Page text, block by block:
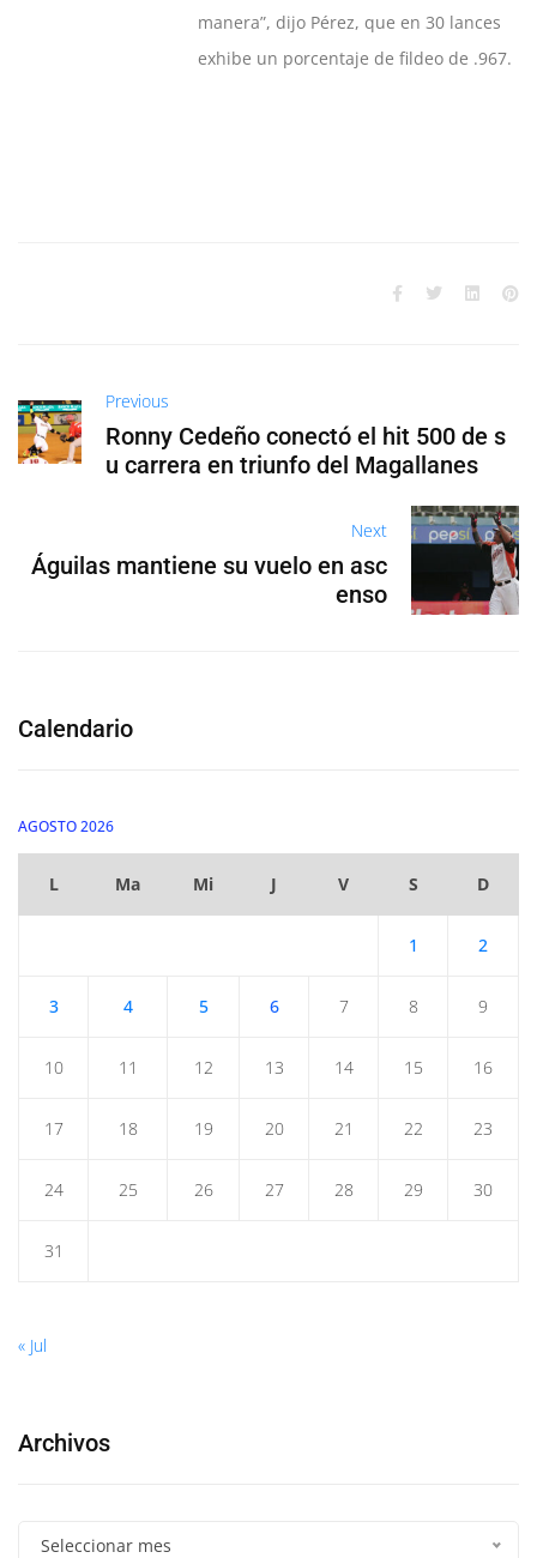
manera”, dijo Pérez, que en 30 lances
exhibe un porcentaje de fildeo de .967.
Previous
Ronny Cedeño conectó el hit 500 de s
u carrera en triunfo del Magallanes
Next
Águilas mantiene su vuelo en asc
enso
Calendario
AGOSTO 2026
L Ma Mi J V S D
1 2
3 4 5 6 7 8 9
10 11 12 13 14 15 16
17 18 19 20 21 22 23
24 25 26 27 28 29 30
31
« Jul
Archivos
Seleccionar mes